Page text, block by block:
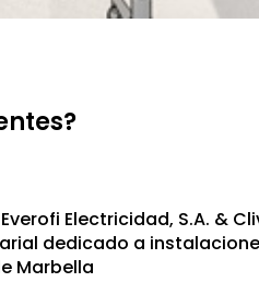
Electricidad, S.A. &
dedicado a
Marbella